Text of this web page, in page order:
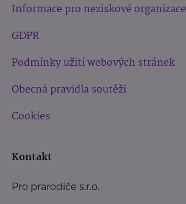
Informace pro neziskové organizace
GDPR
Podmínky užití webových stránek
Obecná pravidla soutěží
Cookies
Kontakt
Pro prarodiče s.r.o.